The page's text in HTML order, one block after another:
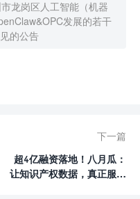
龙岗区人工智能（机器
发展的若干
的公告
下一篇
超4亿融资落地！八月瓜：
让知识产权数据，真正服务